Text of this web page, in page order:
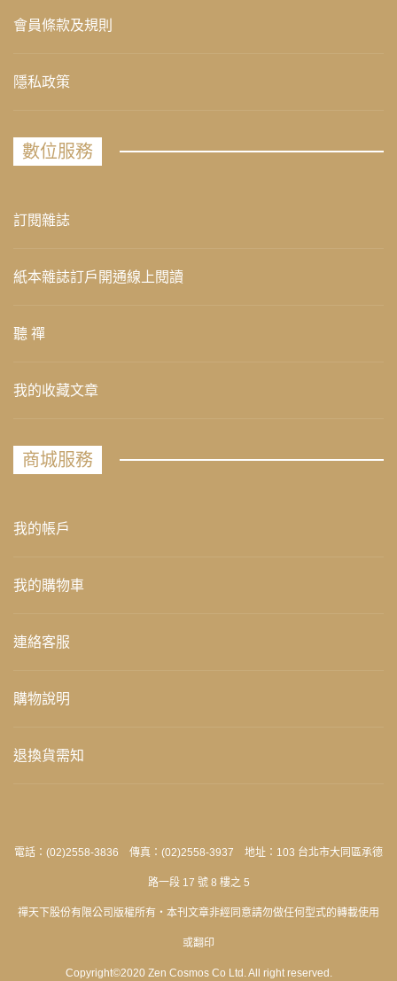
會員條款及規則
隱私政策
數位服務
訂閱雜誌
紙本雜誌訂戶開通線上閱讀
聽 禪
我的收藏文章
商城服務
我的帳戶
我的購物車
連絡客服
購物說明
退換貨需知
電話：(02)2558-3836 傳真：(02)2558-3937 地址：103 台北市大同區承德
路一段 17 號 8 樓之 5
禪天下股份有限公司版權所有‧本刊文章非經同意請勿做任何型式的轉載使用
或翻印
Copyright©2020 Zen Cosmos Co Ltd. All right reserved.